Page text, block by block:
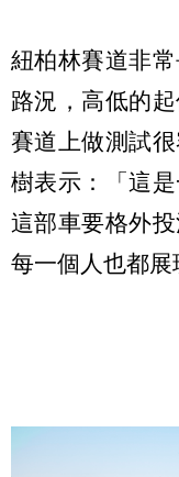
紐柏林賽道非
路況，高低的
賽道上做測試
樹表示：「這
這部車要格外
每一個人也都展